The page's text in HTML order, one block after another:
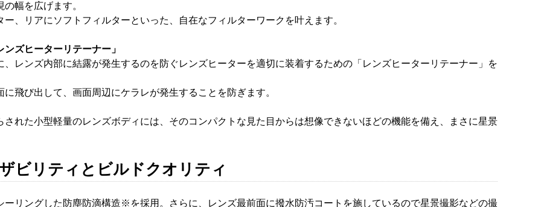
幅を広げます。
、リアにソフトフィルターといった、自在なフィルターワークを叶えます。
ズヒーターリテーナー」
レンズ内部に結露が発生するのを防ぐレンズヒーターを適切に装着するための「レンズヒーターリテーナー」を
飛び出して、画面周辺にケラレが発生することを防ぎます。
れた小型軽量のレンズボディには、そのコンパクトな見た目からは想像できないほどの機能を備え、まさに星景
ビリティとビルドクオリティ
リングした防塵防滴構造※を採用。さらに、レンズ最前面に撥水防汚コートを施しているので星景撮影などの撮